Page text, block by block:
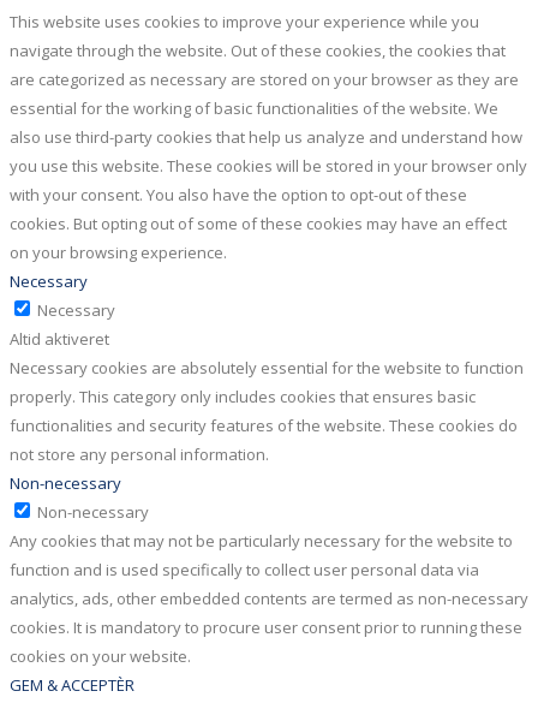
This website uses cookies to improve your experience while you
navigate through the website. Out of these cookies, the cookies that
are categorized as necessary are stored on your browser as they are
essential for the working of basic functionalities of the website. We
also use third-party cookies that help us analyze and understand how
you use this website. These cookies will be stored in your browser only
with your consent. You also have the option to opt-out of these
cookies. But opting out of some of these cookies may have an effect
on your browsing experience.
Necessary
Necessary
Altid aktiveret
Necessary cookies are absolutely essential for the website to function
properly. This category only includes cookies that ensures basic
functionalities and security features of the website. These cookies do
not store any personal information.
Non-necessary
Non-necessary
Any cookies that may not be particularly necessary for the website to
function and is used specifically to collect user personal data via
analytics, ads, other embedded contents are termed as non-necessary
cookies. It is mandatory to procure user consent prior to running these
cookies on your website.
GEM & ACCEPTÈR